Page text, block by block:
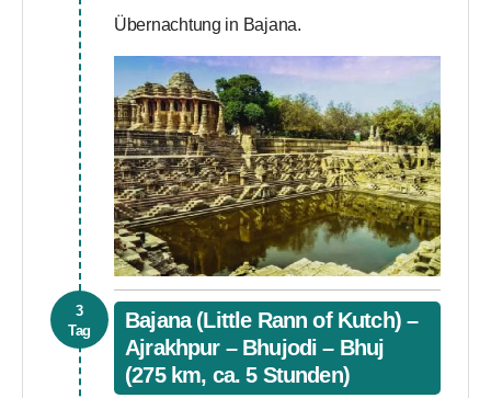
Übernachtung in Bajana.
3
Tag
Bajana (Little Rann of Kutch) –
Ajrakhpur – Bhujodi – Bhuj
(275 km, ca. 5 Stunden)